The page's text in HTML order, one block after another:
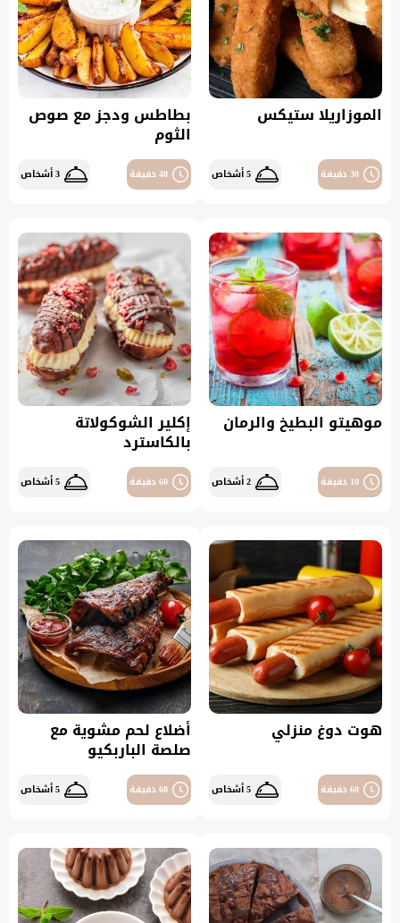
الموزاريلا ستيكس
30 دقيقة 5 أشخاص
بطاطس ودجز مع صوص
الثوم
40 دقيقة 3 أشخاص
موهيتو البطيخ والرمان
10 دقيقة 2 أشخاص
إكلير الشوكولاتة
بالكاسترد
60 دقيقة 5 أشخاص
هوت دوغ منزلي
60 دقيقة 5 أشخاص
أضلاع لحم مشوية مع
صلصة الباربكيو
60 دقيقة 5 أشخاص